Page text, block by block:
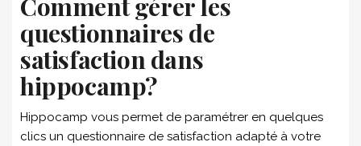
questionnaires de
satisfaction dans
hippocamp?
Hippocamp vous permet de paramétrer en quelques
clics un questionnaire de satisfaction adapté à votre